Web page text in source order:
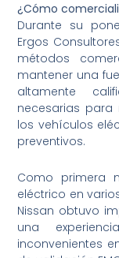
¿Cómo
Durante su
Ergos
métodos
mantener una
altamente
necesarias para
los vehículos
preventivos.
Como primera
eléctrico en
Nissan obtuvo
una
inconvenientes